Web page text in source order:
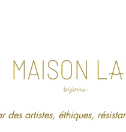
des artistes, éthiques,